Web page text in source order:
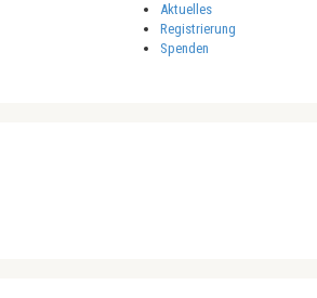
Aktuelles
Registrierung
Spenden